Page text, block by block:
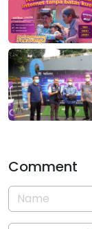
Comment